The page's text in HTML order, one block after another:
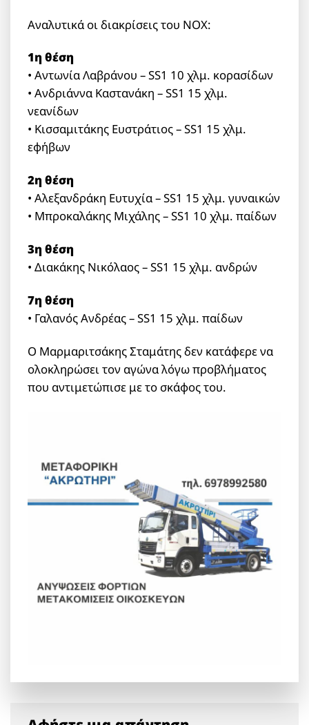
Αναλυτικά οι διακρίσεις του ΝΟΧ:
1η θέση
• Αντωνία Λαβράνου – SS1 10 χλμ. κορασίδων
• Ανδριάννα Καστανάκη – SS1 15 χλμ.
νεανίδων
• Κισσαμιτάκης Ευστράτιος – SS1 15 χλμ.
εφήβων
2η θέση
• Αλεξανδράκη Ευτυχία – SS1 15 χλμ. γυναικών
• Μπροκαλάκης Μιχάλης – SS1 10 χλμ. παίδων
3η θέση
• Διακάκης Νικόλαος – SS1 15 χλμ. ανδρών
7η θέση
• Γαλανός Ανδρέας – SS1 15 χλμ. παίδων
Ο Μαρμαριτσάκης Σταμάτης δεν κατάφερε να
ολοκληρώσει τον αγώνα λόγω προβλήματος
που αντιμετώπισε με το σκάφος του.